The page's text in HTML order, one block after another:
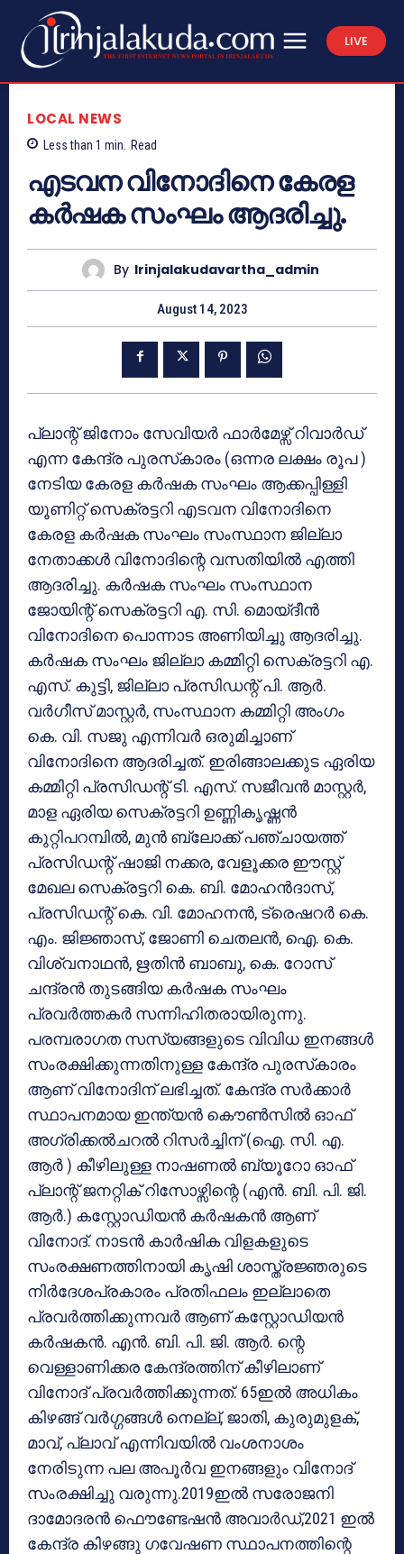
LIVE
LOCAL NEWS
Less than 1 min. Read
എടവന വിനോദിനെ കേരള
കര്‍ഷക സംഘം ആദരിച്ചു.
By Irinjalakudavartha_admin
August 14, 2023
പ്ലാന്റ് ജിനോം സേവിയര്‍ ഫാര്‍മേഴ്സ് റിവാര്‍ഡ്
എന്ന കേന്ദ്ര പുരസ്‌കാരം (ഒന്നര ലക്ഷം രൂപ )
നേടിയ കേരള കര്‍ഷക സംഘം ആക്കപ്പിള്ളി
യൂണിറ്റ് സെക്രട്ടറി എടവന വിനോദിനെ
കേരള കര്‍ഷക സംഘം സംസ്ഥാന ജില്ലാ
നേതാക്കള്‍ വിനോദിന്റെ വസതിയില്‍ എത്തി
ആദരിച്ചു. കര്‍ഷക സംഘം സംസ്ഥാന
ജോയിന്റ് സെക്രട്ടറി എ. സി. മൊയ്ദീന്‍
വിനോദിനെ പൊന്നാട അണിയിച്ചു ആദരിച്ചു.
കര്‍ഷക സംഘം ജില്ലാ കമ്മിറ്റി സെക്രട്ടറി എ.
എസ്. കുട്ടി, ജില്ലാ പ്രസിഡന്റ് പി. ആര്‍.
വര്‍ഗീസ് മാസ്റ്റര്‍, സംസ്ഥാന കമ്മിറ്റി അംഗം
കെ. വി. സജു എന്നിവര്‍ ഒരുമിച്ചാണ്
വിനോദിനെ ആദരിച്ചത്. ഇരിങ്ങാലക്കുട ഏരിയ
കമ്മിറ്റി പ്രസിഡന്റ് ടി. എസ്. സജീവന്‍ മാസ്റ്റര്‍,
മാള ഏരിയ സെക്രട്ടറി ഉണ്ണികൃഷ്ണന്‍
കുറ്റിപറമ്പില്‍, മുന്‍ ബ്ലോക്ക് പഞ്ചായത്ത്
പ്രസിഡന്റ് ഷാജി നക്കര, വേളൂക്കര ഈസ്റ്റ്
മേഖല സെക്രട്ടറി കെ. ബി. മോഹന്‍ദാസ്,
പ്രസിഡന്റ് കെ. വി. മോഹനന്‍, ട്രെഷറര്‍ കെ.
എം. ജിജ്ഞാസ്, ജോണി ചെതലന്‍, ഐ. കെ.
വിശ്വനാഥന്‍, ഋതിന്‍ ബാബു, കെ. റോസ്
ചന്ദ്രന്‍ തുടങ്ങിയ കര്‍ഷക സംഘം
പ്രവര്‍ത്തകര്‍ സന്നിഹിതരായിരുന്നു.
പരമ്പരാഗത സസ്യങ്ങളുടെ വിവിധ ഇനങ്ങള്‍
സംരക്ഷിക്കുന്നതിനുള്ള കേന്ദ്ര പുരസ്‌കാരം
ആണ് വിനോദിന് ലഭിച്ചത്. കേന്ദ്ര സര്‍ക്കാര്‍
സ്ഥാപനമായ ഇന്ത്യന്‍ കൌണ്‍സില്‍ ഓഫ്
അഗ്രിക്കല്‍ചറല്‍ റിസര്‍ച്ചിന് (ഐ. സി. എ.
ആര്‍ ) കീഴിലുള്ള നാഷണല്‍ ബ്യൂറോ ഓഫ്
പ്ലാന്റ് ജനറ്റിക് റിസോഴ്സിന്റെ (എന്‍. ബി. പി. ജി.
ആര്‍.) കസ്റ്റോഡിയന്‍ കര്‍ഷകന്‍ ആണ്
വിനോദ്. നാടന്‍ കാര്‍ഷിക വിളകളുടെ
സംരക്ഷണത്തിനായി കൃഷി ശാസ്ത്രജ്ഞരുടെ
നിര്‍ദേശപ്രകാരം പ്രതിഫലം ഇല്ലാതെ
പ്രവര്‍ത്തിക്കുന്നവര്‍ ആണ് കസ്റ്റോഡിയന്‍
കര്‍ഷകന്‍. എന്‍. ബി. പി. ജി. ആര്‍. ന്റെ
വെള്ളാണിക്കര കേന്ദ്രത്തിന് കീഴിലാണ്
വിനോദ് പ്രവര്‍ത്തിക്കുന്നത്. 65ഇല്‍ അധികം
കിഴങ്ങ് വര്‍ഗ്ഗങ്ങള്‍ നെല്ല്, ജാതി, കുരുമുളക്,
മാവ്, പ്ലാവ് എന്നിവയില്‍ വംശനാശം
നേരിടുന്ന പല അപൂര്‍വ ഇനങ്ങളും വിനോദ്
സംരക്ഷിച്ചു വരുന്നു.2019ഇല്‍ സരോജനി
ദാമോദരന്‍ ഫൌണ്ടേഷന്‍ അവാര്‍ഡ്,2021 ഇല്‍
കേന്ദ്ര കിഴങ്ങു ഗവേഷണ സ്ഥാപനത്തിന്റെ